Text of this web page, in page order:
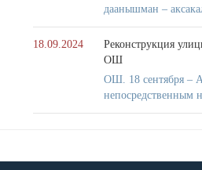
даанышман –
18.09.2024
Реконструкция
ОШ
ОШ. 18 сентября –
непосредственным